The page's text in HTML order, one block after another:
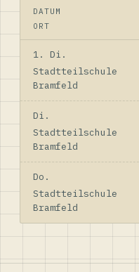
DATUM
ORT
1. Di.
Stadtteilschule
Bramfeld
Di.
Stadtteilschule
Bramfeld
Do.
Stadtteilschule
Bramfeld